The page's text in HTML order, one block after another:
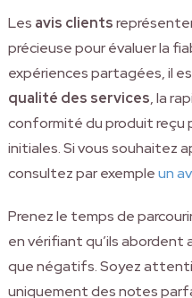
Les avis clients
précieuse pour évaluer la
expériences partagées, il
qualité des services, la
conformité du produit
initiales. Si vous souhaitez
consultez par exempleun
Prenez le temps de
en vérifiant qu’ils
que négatifs. Soyez
uniquement des notes